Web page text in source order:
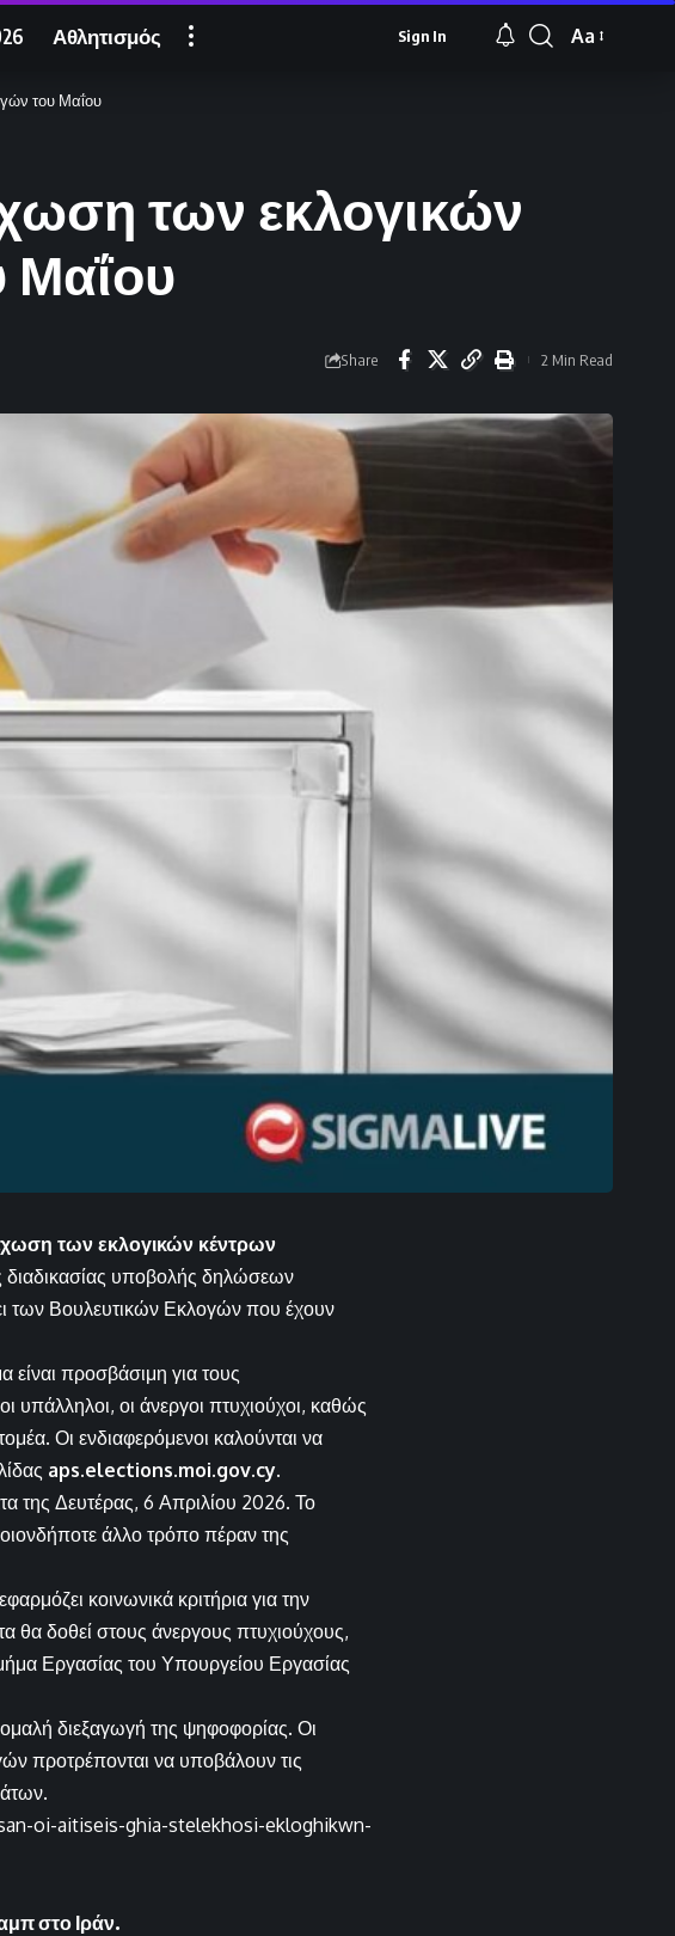
Αθλητισμός Sign In
Font
Aa
του Μαΐου
των εκλογικών
Μαΐου
Share 2 Min Read
των εκλογικών κέντρων
διαδικασίας υποβολής δηλώσεων
των Βουλευτικών Εκλογών που έχουν
προσβάσιμη για τους
υπάλληλοι, οι άνεργοι πτυχιούχοι, καθώς
Οι ενδιαφερόμενοι καλούνται να
aps.elections.moi.gov.cy.
της Δευτέρας, 6 Απριλίου 2026. Το
άλλο τρόπο πέραν της
κοινωνικά κριτήρια για την
θα δοθεί στους άνεργους πτυχιούχους,
Εργασίας του Υπουργείου Εργασίας
διεξαγωγή της ψηφοφορίας. Οι
προτρέπονται να υποβάλουν τις
oi-aitiseis-ghia-stelekhosi-ekloghikwn-
στο Ιράν.